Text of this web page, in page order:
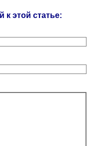
к этой статье: